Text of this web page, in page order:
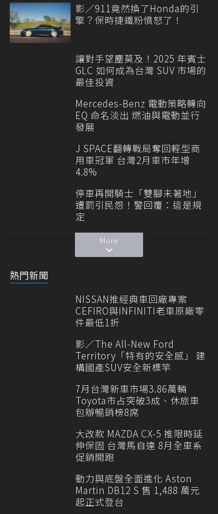
影／911竟然換了Honda的引
擎？保時捷鐵粉憤怒了！
讓對手望塵莫及！2025 年賓士
GLC 如何成為台灣 SUV 市場的
最佳投資
Mercedes-Benz 電動策略轉向
EQ 命名淡出 燃油與電動並行
發展
J SPACE翻轉戰局奪回輕型商
用車冠軍 台灣2月車市年增
4.8%
停車再開騎士「雙腳未著地」
遭罰引民怨！警回覆：這是規
定
More
熱門新聞
NISSAN推經典車回廠專案
CEFIRO與INFINITI老車原廠零
件最低1折
影／The All-New Ford
Territory「特有的安全感」 建
構國產SUV安全新標竿
7月台灣新車市場3.86萬輛
Toyota市占突破3成、休旅車
包辦暢銷榜8席
大改款 MAZDA CX-5 推限時延
伸保固 台灣馬自達 8月全車系
促銷開跑
動力與底盤全面進化 Aston
Martin DB12 S 售 1,488 萬元
起正式登台